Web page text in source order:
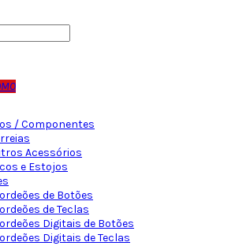
/ Componentes
Acessórios
e Estojos
de Botões
de Teclas
Digitais de Botões
Digitais de Teclas